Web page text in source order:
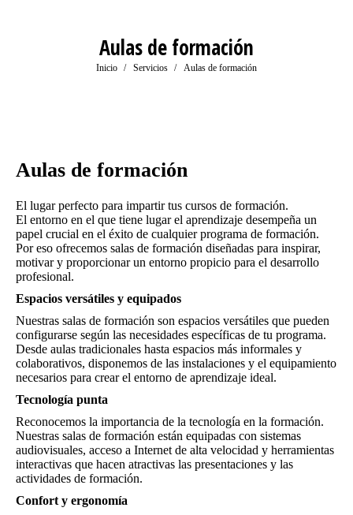
Aulas de formación
Estás aquí:
Inicio Servicios Aulas de formación
Aulas de formación
El lugar perfecto para impartir tus cursos de formación.
El entorno en el que tiene lugar el aprendizaje desempeña un
papel crucial en el éxito de cualquier programa de formación.
Por eso ofrecemos salas de formación diseñadas para inspirar,
motivar y proporcionar un entorno propicio para el desarrollo
profesional.
Espacios versátiles y equipados
Nuestras salas de formación son espacios versátiles que pueden
configurarse según las necesidades específicas de tu programa.
Desde aulas tradicionales hasta espacios más informales y
colaborativos, disponemos de las instalaciones y el equipamiento
necesarios para crear el entorno de aprendizaje ideal.
Tecnología punta
Reconocemos la importancia de la tecnología en la formación.
Nuestras salas de formación están equipadas con sistemas
audiovisuales, acceso a Internet de alta velocidad y herramientas
interactivas que hacen atractivas las presentaciones y las
actividades de formación.
Confort y ergonomía